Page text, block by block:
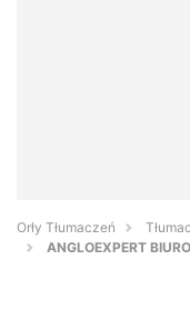
Orły Tłumaczeń
ANGLOEXPERT